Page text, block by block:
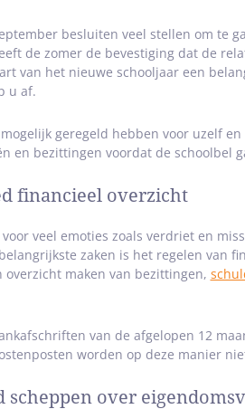
besluiten veel stellen om te
de zomer de bevestiging dat de
van het nieuwe schooljaar een
u af.
geregeld hebben voor uzelf
en bezittingen voordat de schoolbel
financieel overzicht
veel emoties zoals verdriet en
zaken is het regelen van
maken van bezittingen,
van de afgelopen 12
worden op deze manier
scheppen over